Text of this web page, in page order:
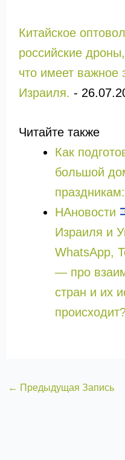
Китайское
российские
что имеет важное
Израиля. -
Читайте также
Как
большой
НАновости
Израиля и
WhatsApp,
— про
стран и их
← Предыдущая Запись